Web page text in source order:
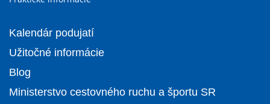
Kalendár podujatí
Užitočné informácie
Blog
Ministerstvo cestovného ruchu a športu SR